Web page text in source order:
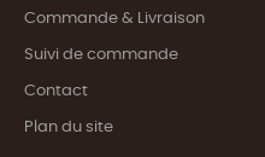
Commande & Livraison
Suivi de commande
Contact
Plan du site